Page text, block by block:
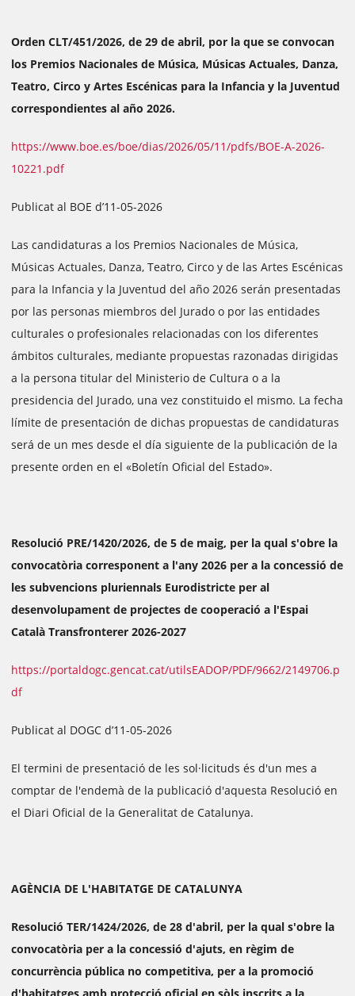
Orden CLT/451/2026, de 29 de abril, por la que se convocan
los Premios Nacionales de Música, Músicas Actuales, Danza,
Teatro, Circo y Artes Escénicas para la Infancia y la Juventud
correspondientes al año 2026.
https://www.boe.es/boe/dias/2026/05/11/pdfs/BOE-A-2026-
10221.pdf
Publicat al BOE d’11-05-2026
Las candidaturas a los Premios Nacionales de Música,
Músicas Actuales, Danza, Teatro, Circo y de las Artes Escénicas
para la Infancia y la Juventud del año 2026 serán presentadas
por las personas miembros del Jurado o por las entidades
culturales o profesionales relacionadas con los diferentes
ámbitos culturales, mediante propuestas razonadas dirigidas
a la persona titular del Ministerio de Cultura o a la
presidencia del Jurado, una vez constituido el mismo. La fecha
límite de presentación de dichas propuestas de candidaturas
será de un mes desde el día siguiente de la publicación de la
presente orden en el «Boletín Oficial del Estado».
Resolució PRE/1420/2026, de 5 de maig, per la qual s'obre la
convocatòria corresponent a l'any 2026 per a la concessió de
les subvencions pluriennals Eurodistricte per al
desenvolupament de projectes de cooperació a l'Espai
Català Transfronterer 2026-2027
https://portaldogc.gencat.cat/utilsEADOP/PDF/9662/2149706.p
df
Publicat al DOGC d’11-05-2026
El termini de presentació de les sol·licituds és d'un mes a
comptar de l'endemà de la publicació d'aquesta Resolució en
el Diari Oficial de la Generalitat de Catalunya.
AGÈNCIA DE L'HABITATGE DE CATALUNYA
Resolució TER/1424/2026, de 28 d'abril, per la qual s'obre la
convocatòria per a la concessió d'ajuts, en règim de
concurrència pública no competitiva, per a la promoció